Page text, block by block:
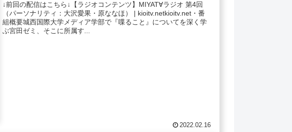
↓前回の配信はこちら↓【ラジオコンテンツ】MIYAT∀ラジオ 第4回
（パーソナリティ：大沢愛果・原ななほ） | kioitv.netkioitv.net・番
組概要城西国際大学メディア学部で『喋ること』についてを深く学
ぶ宮田ゼミ、そこに所属す...
2022.02.16